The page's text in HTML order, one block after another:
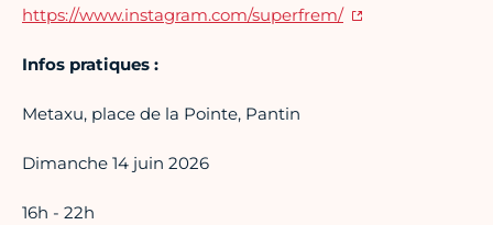
https://www.instagram.com/superfrem/
Infos pratiques :
Metaxu, place de la Pointe, Pantin
Dimanche 14 juin 2026
16h - 22h